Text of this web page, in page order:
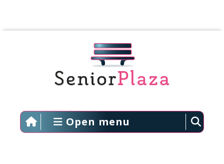
Open menu